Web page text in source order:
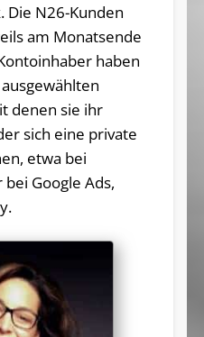
Die N26-Kunden
am Monatsende
haben
denen sie ihr
sich eine private
etwa bei
Google Ads,